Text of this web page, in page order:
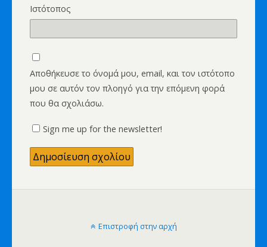
Ιστότοπος
Αποθήκευσε το όνομά μου, email, και τον ιστότοπο
μου σε αυτόν τον πλοηγό για την επόμενη φορά
που θα σχολιάσω.
Sign me up for the newsletter!
Επιστροφή στην αρχή